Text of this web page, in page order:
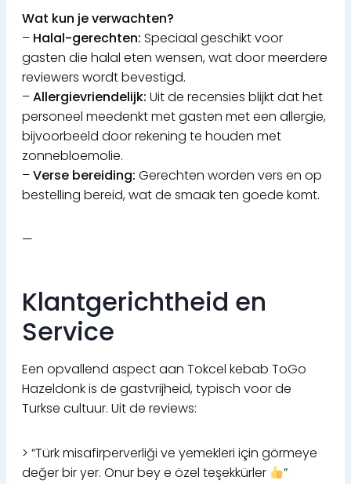
Wat kun je verwachten?
– Halal-gerechten: Speciaal geschikt voor
gasten die halal eten wensen, wat door meerdere
reviewers wordt bevestigd.
–Allergievriendelijk: Uit de recensies blijkt dat het
personeel meedenkt met gasten met een allergie,
bijvoorbeeld door rekening te houden met
zonnebloemolie.
–Verse bereiding: Gerechten worden vers en op
bestelling bereid, wat de smaak ten goede komt.
—
Klantgerichtheid en
Service
Een opvallend aspect aan Tokcel kebab ToGo
Hazeldonk is de gastvrijheid, typisch voor de
Turkse cultuur. Uit de reviews:
> “Türk misafirperverliği ve yemekleri için görmeye
değer bir yer. Onur bey e özel teşekkürler
”